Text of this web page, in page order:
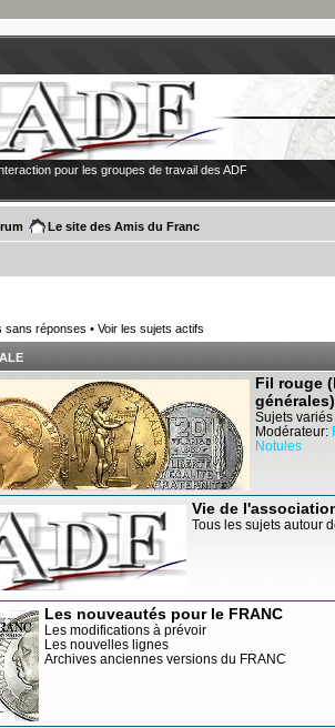
pour les groupes de travail des ADF
Le site des Amis du Franc
sans réponses • Voir les sujets actifs
Fil rouge
générales)
Sujets variés
Modérateur:
Notules
Vie de
Tous les sujets autour
Les nouveautés pour le FRANC
Les modifications à prévoir
Les nouvelles lignes
Archives anciennes versions du FRANC